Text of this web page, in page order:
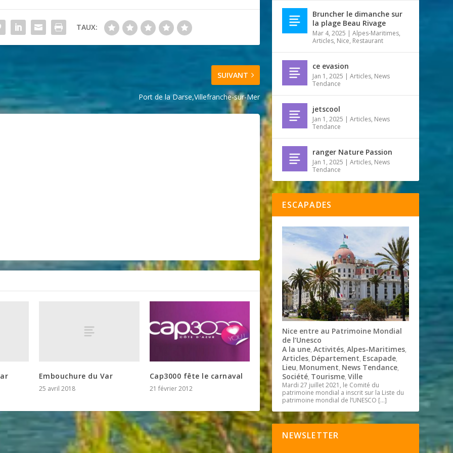
TAUX:
SUIVANT
Port de la Darse,Villefranche-sur-Mer
Embouchure du Var
25 avril 2018
Cap3000 fête le carnaval
21 février 2012
Bruncher le dimanche sur
la plage Beau Rivage
Mar 4, 2025 |Alpes-Maritimes,
Articles, Nice, Restaurant
ce evasion
Jan 1, 2025 |Articles, News
Tendance
jetscool
Jan 1, 2025 |Articles, News
Tendance
ranger Nature Passion
Jan 1, 2025 |Articles, News
Tendance
ESCAPADES
Nice entre au Patrimoine Mondial
de l’Unesco
A la une,Activités,Alpes-Maritimes,
Articles, Département, Escapade,
Lieu, Monument, News Tendance,
Société, Tourisme,Ville
Mardi 27 juillet 2021, le Comité du
patrimoine mondial a inscrit sur la Liste du
patrimoine mondial de l’UNESCO […]
NEWSLETTER